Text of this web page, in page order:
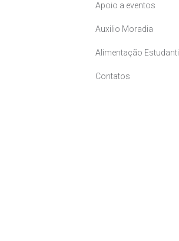
Apoio a eventos
Auxilio Moradia
Alimentação Estudantil
Contatos